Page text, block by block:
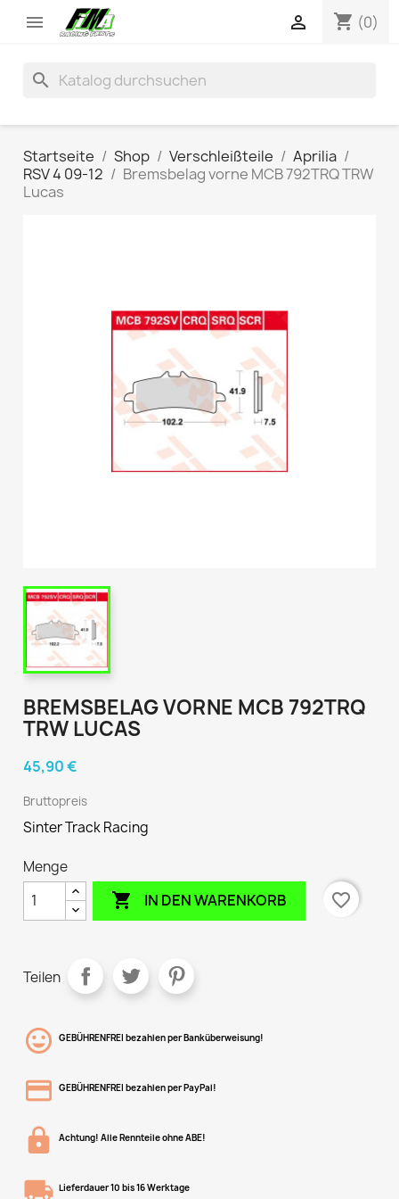
 shopping_cart (0)

search
Startseite Shop Verschleißteile
Aprilia
RSV 4 09-12
Bremsbelag vorne MCB 792TRQ TRW
Lucas
BREMSBELAG VORNE MCB 792TRQ
TRW LUCAS
45,90 €
Bruttopreis
Sinter Track Racing
Menge
 IN DEN WARENKORB favorite_border
Teilen
GEBÜHRENFREI bezahlen per Banküberweisung!
GEBÜHRENFREI bezahlen per PayPal!
Achtung! Alle Rennteile ohne ABE!
Lieferdauer 10 bis 16 Werktage